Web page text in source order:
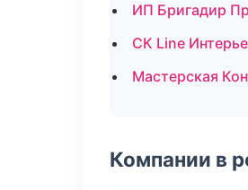
ИП Бригадир
СК Line
Мастерская
Компании в